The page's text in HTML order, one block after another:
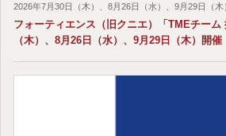
2026年7月30日（木）、8月26日（水）、9月29日（木
フォーティエンス（旧クニエ）「TMEチーム
（木）、8月26日（水）、9月29日（木）開催